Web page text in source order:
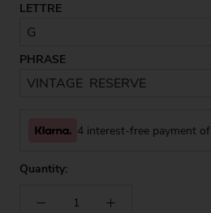
LETTRE
PHRASE
Quantity:
4 interest-free payment of